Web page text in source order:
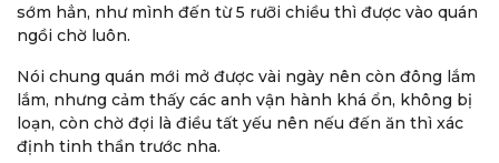
sớm hẳn, như mình đến từ 5 rưỡi chiều thì được vào quán
ngồi chờ luôn.
Nói chung quán mới mở được vài ngày nên còn đông lắm
lắm, nhưng cảm thấy các anh vận hành khá ổn, không bị
loạn, còn chờ đợi là điều tất yếu nên nếu đến ăn thì xác
định tinh thần trước nha.
Nhà hàng Sà Bì Chưởng nằm khoảng giữa đường
gian bên trong rộng rãi. Mình có ăn sườn cây ở đây
(do hết sườn thăn) thì thấy độ ngon của sườn ở mức
8/10 do cảm giác tẩm ướp không được kỹ, tóp mỡ và
bì sẽ hơi ít. Canh chua có vị ngọt nhiều hơn. Điểm